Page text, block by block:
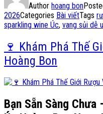
Author hoang bon
2026Categories Bài viếtTags
sparkling wine Úc, vang sủi dễ
🍷 Khám Phá Thế
Hoàng Bon
Bạn Sẵn Sàng Chưa